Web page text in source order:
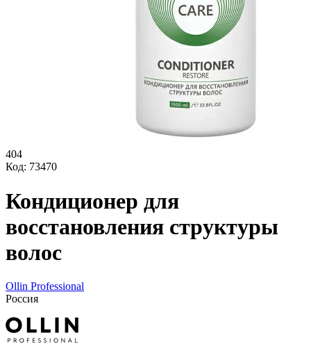
404
Код: 73470
Кондиционер для
восстановления структуры
волос
Ollin Professional
Россия